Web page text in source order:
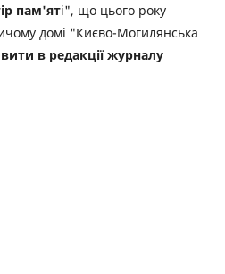
пам'яті", що цього року
домі "Києво-Могилянська
в редакції журналу